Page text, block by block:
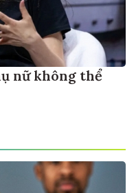
nữ không thể